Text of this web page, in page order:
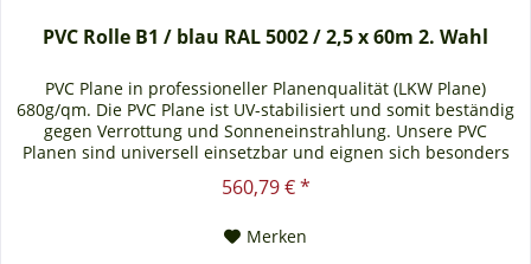
PVC Rolle B1 / blau RAL 5002 / 2,5 x 60m 2. Wahl
PVC Plane in professioneller Planenqualität (LKW Plane)
680g/qm. Die PVC Plane ist UV-stabilisiert und somit beständig
gegen Verrottung und Sonneneinstrahlung. Unsere PVC
Planen sind universell einsetzbar und eignen sich besonders
als Carportplane, Balkonabtrennung, Abdeckplane für
Brennholz, Sandkastenabdeckung oder für Ihren Anhänger.
560,79 € *
Merken